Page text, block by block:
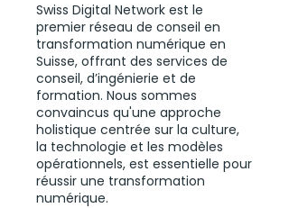
Swiss Digital Network est le
premier réseau de conseil en
transformation numérique en
Suisse, offrant des services de
conseil, d’ingénierie et de
formation. Nous sommes
convaincus qu'une approche
holistique centrée sur la culture,
la technologie et les modèles
opérationnels, est essentielle pour
réussir une transformation
numérique.